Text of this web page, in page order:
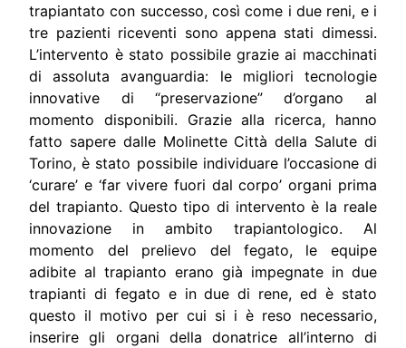
trapiantato con successo, così come i due reni, e i
tre pazienti riceventi sono appena stati dimessi.
L’intervento è stato possibile grazie ai macchinati
di assoluta avanguardia: le migliori tecnologie
innovative di “preservazione” d’organo al
momento disponibili. Grazie alla ricerca, hanno
fatto sapere dalle Molinette Città della Salute di
Torino, è stato possibile individuare l’occasione di
‘curare’ e ‘far vivere fuori dal corpo’ organi prima
del trapianto. Questo tipo di intervento è la reale
innovazione in ambito trapiantologico. Al
momento del prelievo del fegato, le equipe
adibite al trapianto erano già impegnate in due
trapianti di fegato e in due di rene, ed è stato
questo il motivo per cui si i è reso necessario,
inserire gli organi della donatrice all’interno di